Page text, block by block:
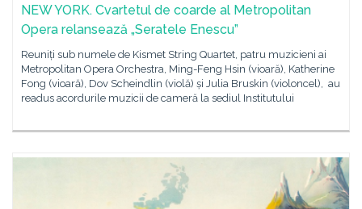
NEW YORK. Cvartetul de coarde al Metropolitan
Opera relansează „Seratele Enescu”
Reuniți sub numele de Kismet String Quartet, patru muzicieni ai
Metropolitan Opera Orchestra, Ming-Feng Hsin (vioară), Katherine
Fong (vioară), Dov Scheindlin (violă) și Julia Bruskin (violoncel), au
readus acordurile muzicii de cameră la sediul Institutului